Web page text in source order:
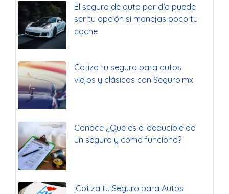
El seguro de auto por día puede
ser tu opción si manejas poco tu
coche
Cotiza tu seguro para autos
viejos y clásicos con Seguro.mx
Conoce ¿Qué es el deducible de
un seguro y cómo funciona?
¡Cotiza tu Seguro para Autos